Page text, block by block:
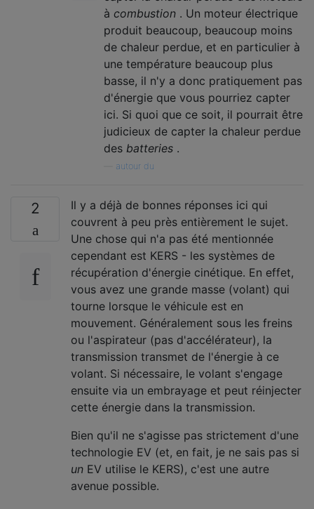
à combustion . Un moteur électrique
produit beaucoup, beaucoup moins
de chaleur perdue, et en particulier à
une température beaucoup plus
basse, il n'y a donc pratiquement pas
d'énergie que vous pourriez capter
ici. Si quoi que ce soit, il pourrait être
judicieux de capter la chaleur perdue
des batteries .
autour du
2
Il y a déjà de bonnes réponses ici qui
couvrent à peu près entièrement le sujet.
Une chose qui n'a pas été mentionnée
cependant est KERS - les systèmes de
récupération d'énergie cinétique. En effet,
vous avez une grande masse (volant) qui
tourne lorsque le véhicule est en
mouvement. Généralement sous les freins
ou l'aspirateur (pas d'accélérateur), la
transmission transmet de l'énergie à ce
volant. Si nécessaire, le volant s'engage
ensuite via un embrayage et peut réinjecter
cette énergie dans la transmission.
Bien qu'il ne s'agisse pas strictement d'une
technologie EV (et, en fait, je ne sais pas si
un EV utilise le KERS), c'est une autre
avenue possible.